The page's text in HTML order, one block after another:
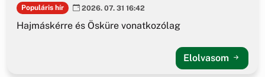
Populáris hír 2026. 07. 31 16:42
Hajmáskérre és Ösküre vonatkozólag
Elolvasom